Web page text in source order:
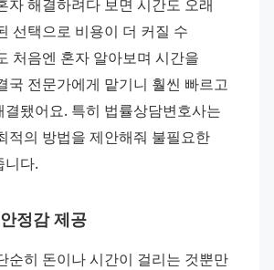
자 해결하려다 보면 시간도 오래
선택으로 비용이 더 커질 수
처음엔 혼자 알아보며 시간을
국 전문가에게 맡기니 훨씬 빠르고
결됐어요. 특히 법률상담변호사는
적의 방법을 제안해줘 불필요한
니다.
정감 제공
순히 돈이나 시간이 걸리는 것뿐만